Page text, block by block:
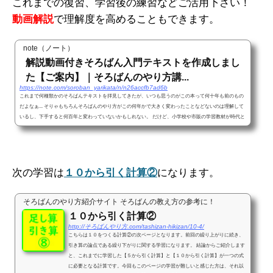
これまでの復習、学習後の練習などご活用下さい！
動画解説で理解度を高めることもできます。
note（ノート）
解説動画付きそろばん入門テキストを作成しまし
た【ご案内】｜そろばんのやり方講...
https://note.com/soroban_yarikata/n/n26accfb7ad6b
これまで何種類かのそろばんテキストを拝見してきたが、いつも思うのがこの本って何十年も前のもの
だよなぁ... そりゃもちろんそろばんのやり方がこの何年かで大きく変わったことなどないのは理解して
いるし、下手すると何百年と変わっていないかもしれない。 だけど、小学校や市販の学習教材が時代と
共により分かりやすく変化しているのに対し、そろばんのテキストを見ていると昭和感をふんだんに味
次の学習は １０から引く計算②になります。
そろばんのやり方紹介サイト そろばんの教え方の参考に！
１０から引く計算②
http://そろばんやり方.com/tashizan-hikizan/10-4/
こちらは１０をつくる計算②の次ページとなります。前回の繰り上がりに続き、
引き算の論点である繰り下がりに関する学習になります。 結論からご紹介します
と、これまでに学習した【５から引く計算】と【１０から引く計算】が一つの式
に必要となる計算です。今回もこのページの学習が難しいと感じた方は、それ以